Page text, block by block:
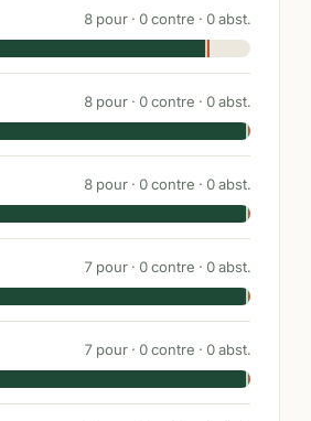
8 pour · 0contre · 0abst.
8 pour · 0contre · 0abst.
8 pour · 0contre · 0abst.
7 pour · 0contre · 0abst.
7 pour · 0contre · 0abst.